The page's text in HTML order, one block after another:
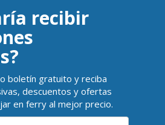
recibir
boletín gratuito y reciba
descuentos y ofertas
en ferry al mejor precio.